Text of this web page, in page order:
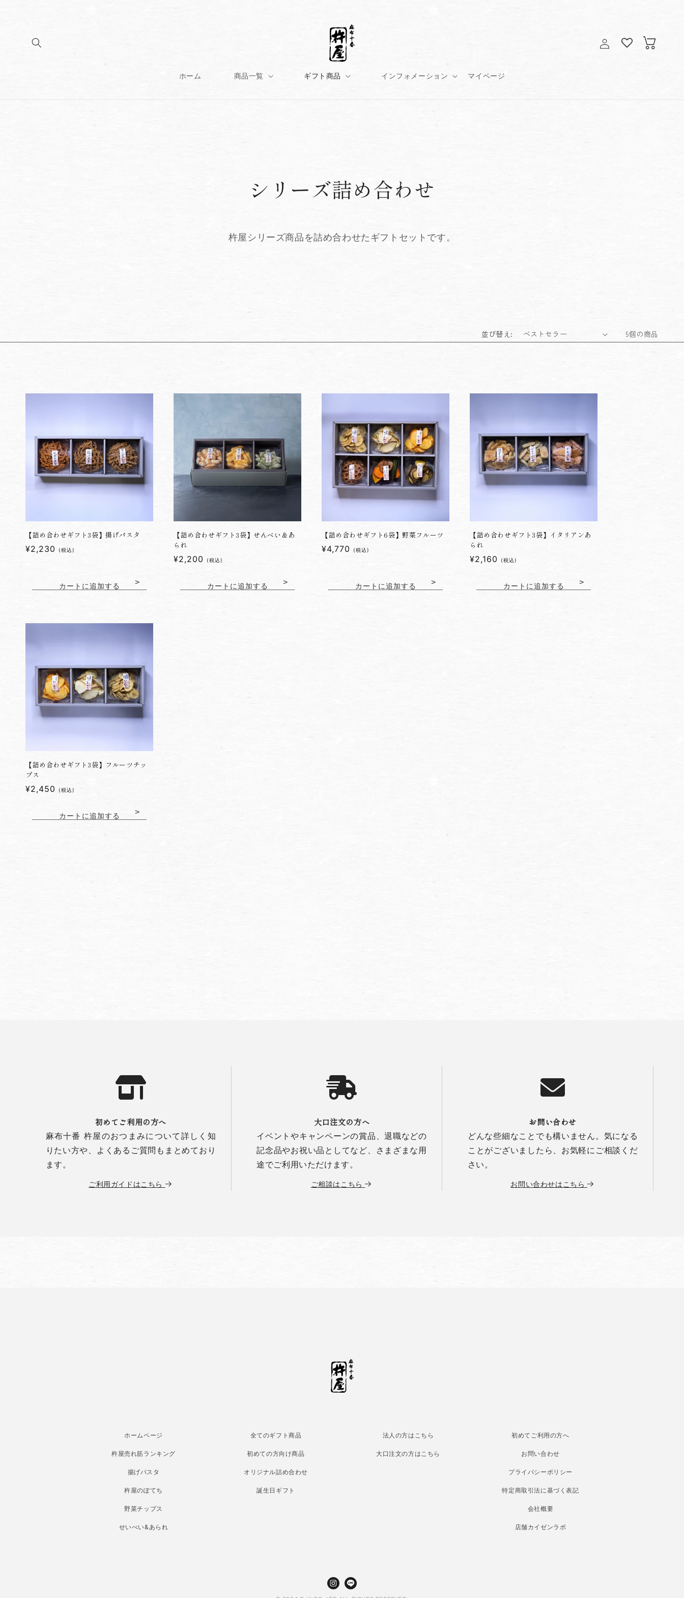
ホーム 商品一覧 ギフト商品 インフォメーション マイページ
イ
ー
コ
ョ
シリーズ詰め合わせ
杵屋シリーズ商品を詰め合わせたギフトセットです。
並び替え: 5個の商品
【詰め合わせギフト3袋】揚げパスタ
通
¥2,230 (税込)
カートに追加する
【詰め合わせギフト3袋】せんべい＆あ
られ
通
¥2,200 (税込)
カートに追加する
【詰め合わせギフト6袋】野菜フルーツ
通
¥4,770 (税込)
カートに追加する
【詰め合わせギフト3袋】イタリアンあ
られ
通
¥2,160 (税込)
カートに追加する
【詰め合わせギフト3袋】フルーツチッ
プス
通
¥2,450 (税込)
カートに追加する
初めてご利用の方へ
麻布十番 杵屋のおつまみについて詳しく知
りたい方や、よくあるご質問もまとめており
ます。
ご利用ガイドはこちら
大口注文の方へ
イベントやキャンペーンの賞品、退職などの
記念品やお祝い品としてなど、さまざまな用
途でご利用いただけます。
ご相談はこちら
お問い合わせ
どんな些細なことでも構いません。気になる
ことがございましたら、お気軽にご相談くだ
さい。
お問い合わせはこちら
ホームページ
杵屋売れ筋ランキング
揚げパスタ
杵屋のぽてち
野菜チップス
せいべい&あられ
全てのギフト商品
初めての方向け商品
オリジナル詰め合わせ
誕生日ギフト
法人の方はこちら
大口注文の方はこちら
初めてご利用の方へ
お問い合わせ
プライバシーポリシー
特定商取引法に基づく表記
会社概要
店舗カイゼンラボ